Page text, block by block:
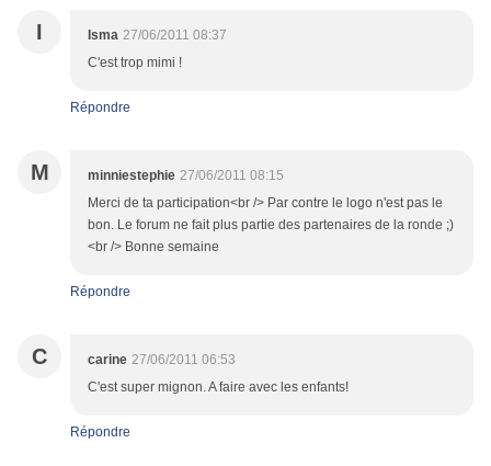
I Isma 27/06/2011 08:37
C'est trop mimi !
Répondre
M minniestephie 27/06/2011 08:15
Merci de ta participation<br /> Par contre le logo n'est pas le
bon. Le forum ne fait plus partie des partenaires de la ronde ;)
<br /> Bonne semaine
Répondre
C carine 27/06/2011 06:53
C'est super mignon. A faire avec les enfants!
Répondre